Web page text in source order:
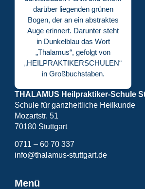
THALAMUS Heilpraktiker-Schule
Schule für ganzheitliche Heilkunde
Mozartstr. 51
70180 Stuttgart
0711 – 60 70 337
info@thalamus-stuttgart.de
Menü